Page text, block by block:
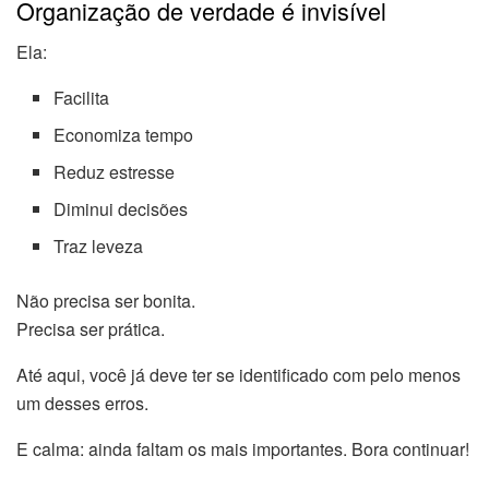
Organização de verdade é invisível
Ela:
Facilita
Economiza tempo
Reduz estresse
Diminui decisões
Traz leveza
Não precisa ser bonita.
Precisa ser prática.
Até aqui, você já deve ter se identificado com pelo menos
um desses erros.
E calma: ainda faltam os mais importantes. Bora continuar!